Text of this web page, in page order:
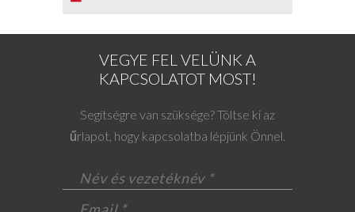
VEGYE FEL VELÜNK A
KAPCSOLATOT MOST!
Segítségre van szüksége? Töltse ki az
űrlapot, hogy kapcsolatba lépjünk Önnel.